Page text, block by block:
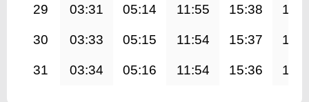
29 03:31 05:14 11:55 15:38
30 03:33 05:15 11:54 15:37
31 03:34 05:16 11:54 15:36